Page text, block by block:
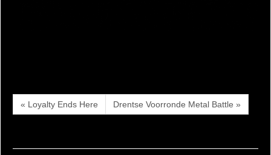
« Loyalty Ends Here Drentse Voorronde Metal Battle »